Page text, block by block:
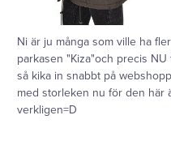
Ni är ju många som ville ha
parkasen "Kiza"och precis
så kika in snabbt på
med storleken nu för den här
verkligen=D